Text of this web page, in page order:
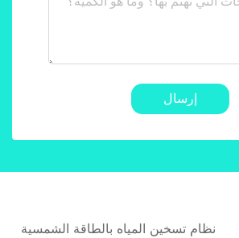
إرسال
نظام تسخين المياه بالطاقة الشمسية